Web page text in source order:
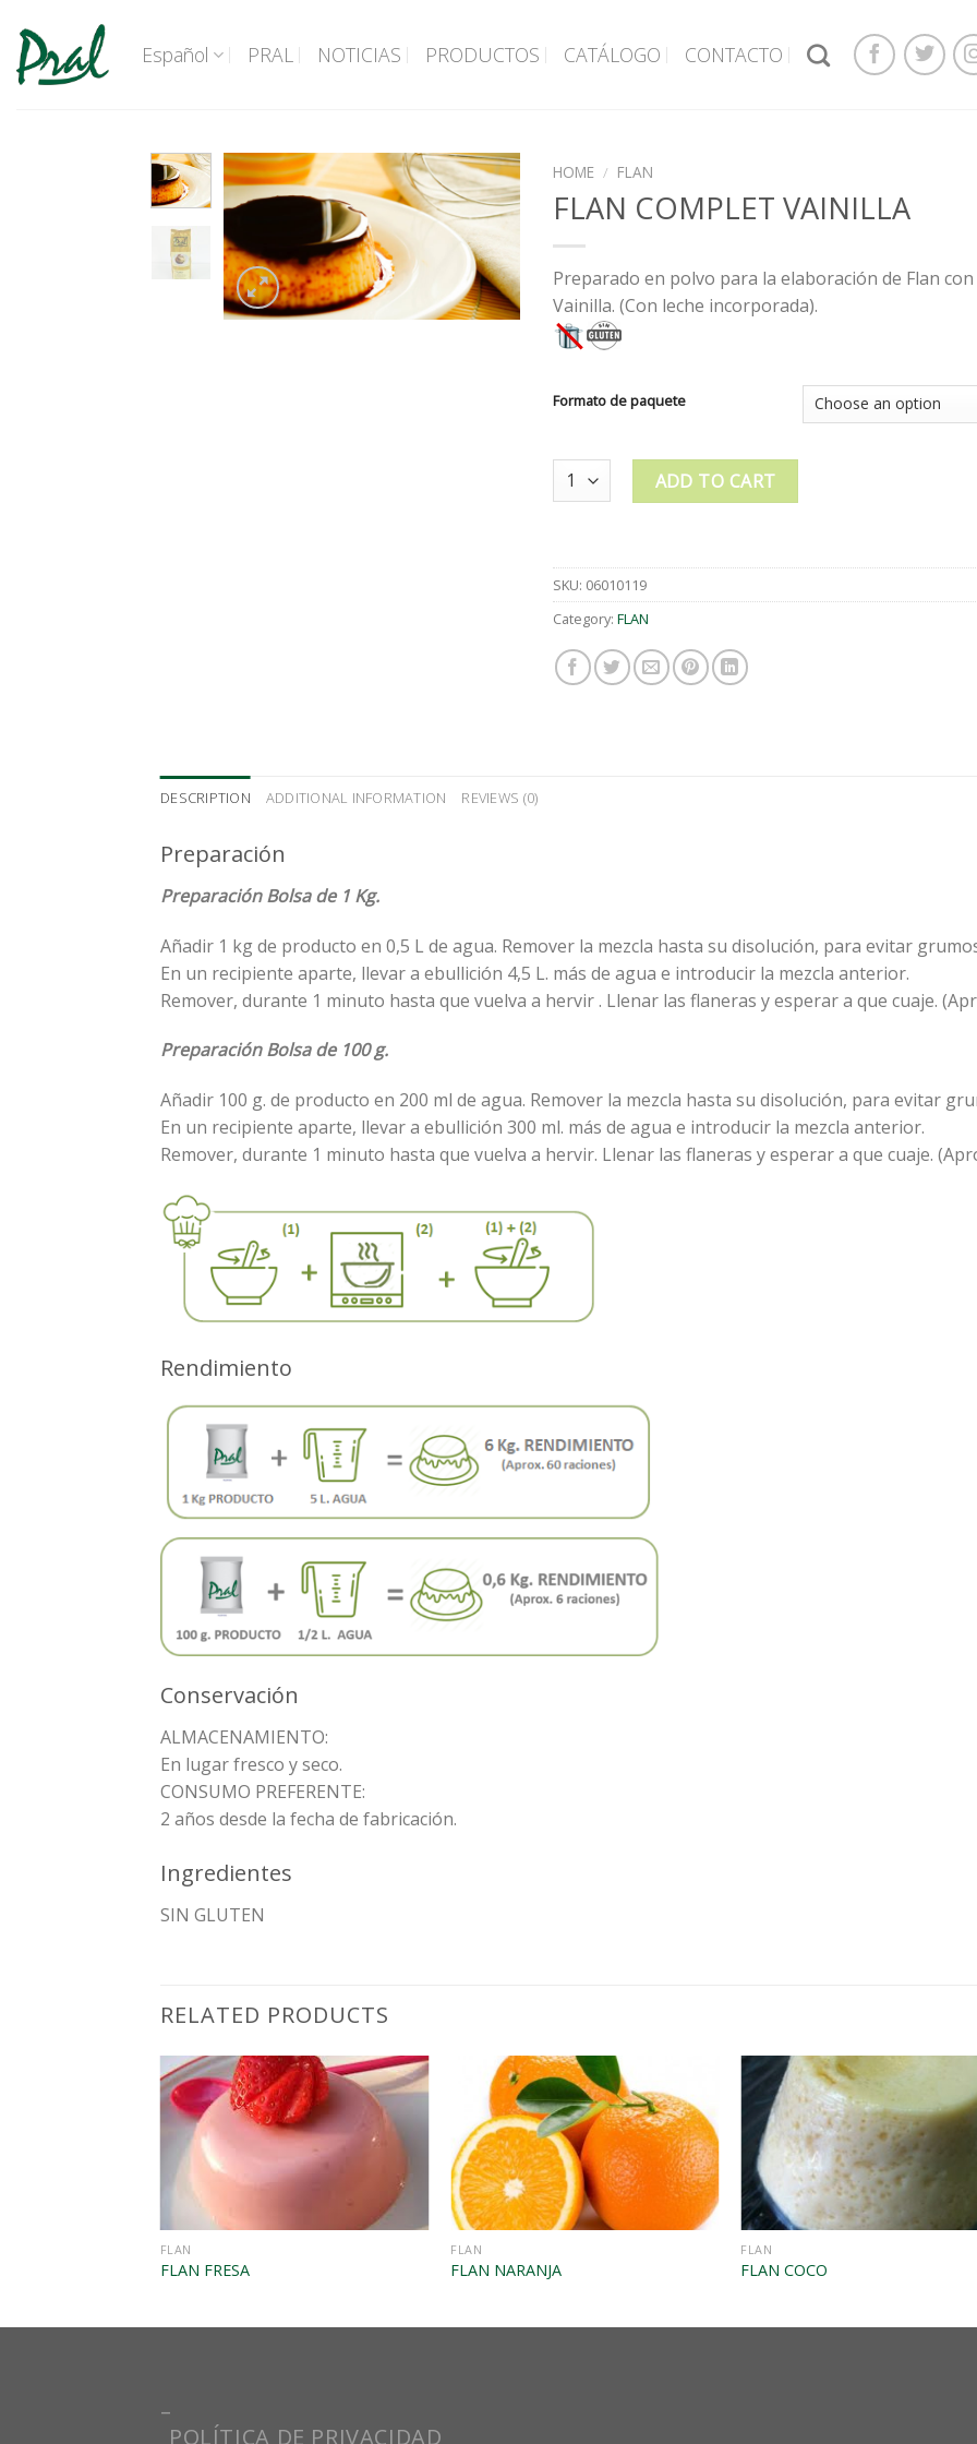
contenido
Español PRAL NOTICIAS PRODUCTOS CATÁLOGO CONTACTO
HOME / FLAN
FLAN COMPLET VAINILLA
Preparado en polvo para la elaboración de Flan
Vainilla. (Con leche incorporada).
Formato de paquete
Quantity ADD TO CART
SKU: 06010119
Category: FLAN
DESCRIPTION ADDITIONAL INFORMATION REVIEWS (0)
Preparación
Preparación Bolsa de 1 Kg.
Añadir 1 kg de producto en 0,5 L de agua. Remover la mezcla hasta su disolución, para evitar
En un recipiente aparte, llevar a ebullición 4,5 L. más de agua e introducir la mezcla anterior.
Remover, durante 1 minuto hasta que vuelva a hervir . Llenar las flaneras y esperar a que cuaje.
Preparación Bolsa de 100 g.
Añadir 100 g. de producto en 200 ml de agua. Remover la mezcla hasta su disolución, para evitar
En un recipiente aparte, llevar a ebullición 300 ml. más de agua e introducir la mezcla anterior.
Remover, durante 1 minuto hasta que vuelva a hervir. Llenar las flaneras y esperar a que cuaje.
Rendimiento
Conservación
ALMACENAMIENTO:
En lugar fresco y seco.
CONSUMO PREFERENTE:
2 años desde la fecha de fabricación.
Ingredientes
SIN GLUTEN
RELATED PRODUCTS
FLAN
FLAN FRESA
FLAN
FLAN NARANJA
FLAN
FLAN COCO
–
POLÍTICA DE PRIVACIDAD